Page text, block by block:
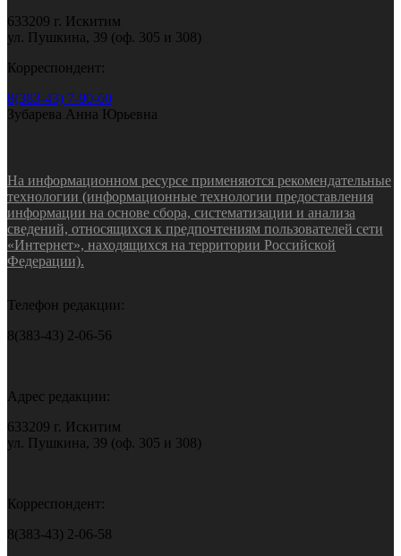
633209 г. Искитим
ул. Пушкина, 39 (оф. 305 и 308)
Корреспондент:
8(383-43) 7-90-60
Зубарева Анна Юрьевна
На информационном ресурсе применяются рекомендательные
технологии (информационные технологии предоставления
информации на основе сбора, систематизации и анализа
сведений, относящихся к предпочтениям пользователей сети
«Интернет», находящихся на территории Российской
Федерации).
Телефон редакции:
8(383-43) 2-06-56
Адрес редакции:
633209 г. Искитим
ул. Пушкина, 39 (оф. 305 и 308)
Корреспондент:
8(383-43) 2-06-58